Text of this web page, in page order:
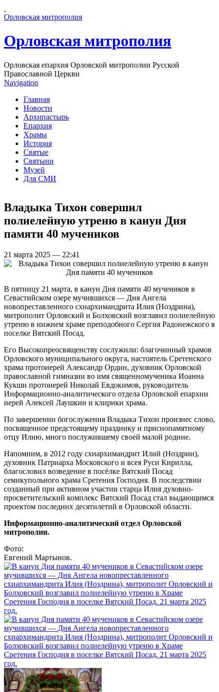
Орловская митрополия
Орловская митрополия
Орловская епархия Орловской митрополии Русской
Православной Церкви
Navigation
Главная
Новости
Архипастырь
Епархия
Храмы
История
Святые
Святыни
Музей
Для СМИ
Владыка Тихон совершил
полиелейную утреню в канун Дня
памяти 40 мучеников
21 марта 2025 — 22:41
В пятницу 21 марта, в канун Дня памяти 40 мучеников в
Севастийском озере мучившихся — Дня Ангела
новопреставленного схиархимандрита Илия (Ноздрина),
митрополит Орловский и Болховский возглавил полиелейную
утреню в нижнем храме преподобного Сергия Радонежского в
поселке Вятский Посад.
Его Высокопреосвященству сослужили: благочинный храмов
Орловского муниципального округа, настоятель Сретенского
храма протоиерей Александр Ордин, духовник Орловской
православной гимназии во имя священномученика Иоанна
Кукши протоиерей Николай Евдокимов, руководитель
Информационно-аналитического отдела Орловской епархии
иерей Алексей Лаушкин и клирики храма.
По завершении богослужения Владыка Тихон произнес слово,
посвященное предстоящему празднику и приснопамятному
отцу Илию, много послужившему своей малой родине.
Напомним, в 2012 году схиархимандрит Илий (Ноздрин),
духовник Патриарха Московского и всея Руси Кирилла,
благословил возведение в посёлке Вятский Посад
семикупольного храма Сретения Господня. В последствии
созданный при активном участии старца Илия духовно-
просветительский комплекс Вятский Посад стал выдающимся
проектом последних десятилетий в Орловской области.
Информационно-аналитический отдел Орловской
митрополии.
Фото:
Евгений Мартынов.